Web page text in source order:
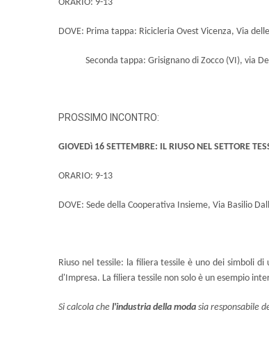
ORARIO: 9-13
DOVE: Prima tappa: Ricicleria Ovest Vicenza, Via
Seconda tappa: Grisignano di Zocco (VI), via
PROSSIMO INCONTRO:
GIOVEDì 16 SETTEMBRE: IL RIUSO NEL SETTORE
ORARIO: 9-13
DOVE: Sede della Cooperativa Insieme, Via Basilio
Riuso nel tessile: la filiera tessile è uno dei simboli
d'Impresa. La filiera tessile non solo è un esempio
Si calcola che l'industria della moda sia responsabile